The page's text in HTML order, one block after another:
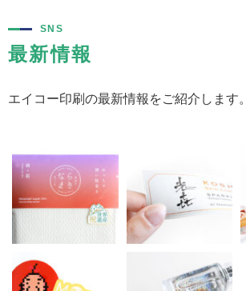
SNS
最新情報
エイコー印刷の最新情報をご紹介します。